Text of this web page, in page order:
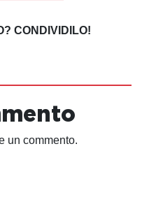
CONDIVIDILO!
un commento.